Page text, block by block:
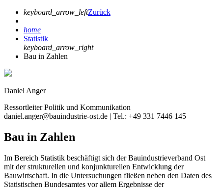
keyboard_arrow_leftZurück
home
Statistik
keyboard_arrow_right
Bau in Zahlen
Daniel Anger
Ressortleiter Politik und Kommunikation
daniel.anger@bauindustrie-ost.de | Tel.: +49 331 7446 145
Bau in Zahlen
Im Bereich Statistik beschäftigt sich der Bauindustrieverband Ost
mit der strukturellen und konjunkturellen Entwicklung der
Bauwirtschaft. In die Untersuchungen fließen neben den Daten des
Statistischen Bundesamtes vor allem Ergebnisse der